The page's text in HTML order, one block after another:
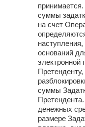
суммы
на счет
оснований
электронной
суммы
денежных
размере